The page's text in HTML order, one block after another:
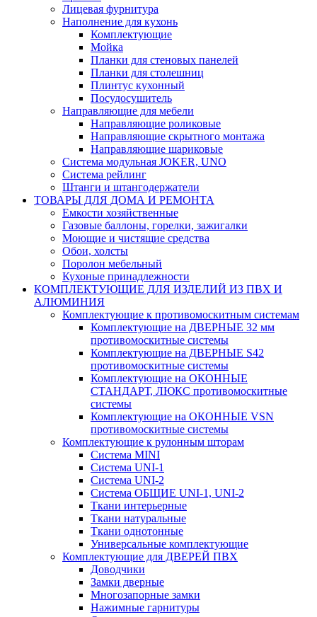
Лицевая фурнитура
Наполнение для кухонь
Комплектующие
Мойка
Планки для стеновых панелей
Планки для столешниц
Плинтус кухонный
Посудосушитель
Направляющие для мебели
Направляющие роликовые
Направляющие скрытного монтажа
Направляющие шариковые
Система модульная JOKER, UNO
Система рейлинг
Штанги и штангодержатели
ТОВАРЫ ДЛЯ ДОМА И РЕМОНТА
Емкости хозяйственные
Газовые баллоны, горелки, зажигалки
Моющие и чистящие средства
Обои, холсты
Поролон мебельный
Кухоные принадлежности
КОМПЛЕКТУЮЩИЕ ДЛЯ ИЗДЕЛИЙ ИЗ ПВХ И
АЛЮМИНИЯ
Комплектующие к противомоскитным системам
Комплектующие на ДВЕРНЫЕ 32 мм
противомоскитные системы
Комплектующие на ДВЕРНЫЕ S42
противомоскитные системы
Комплектующие на ОКОННЫЕ
СТАНДАРТ, ЛЮКС противомоскитные
системы
Комплектующие на ОКОННЫЕ VSN
противомоскитные системы
Комплектующие к рулонным шторам
Система MINI
Система UNI-1
Система UNI-2
Система ОБЩИЕ UNI-1, UNI-2
Ткани интерьерные
Ткани натуральные
Ткани однотонные
Универсальные комплектующие
Комплектующие для ДВЕРЕЙ ПВХ
Доводчики
Замки дверные
Многозапорные замки
Нажимные гарнитуры